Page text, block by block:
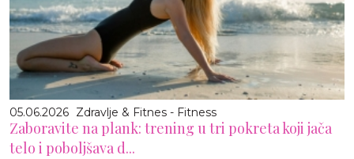
05.06.2026 Zdravlje & Fitnes - Fitness
Zaboravite na plank: trening u tri pokreta koji jača
telo i poboljšava d...